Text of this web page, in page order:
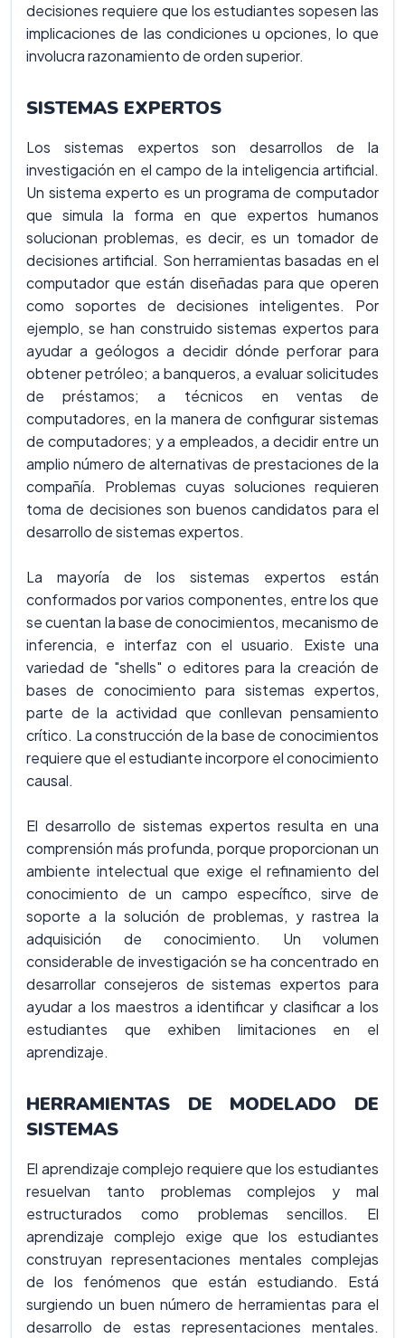
decisiones requiere que los estudiantes sopesen las
implicaciones de las condiciones u opciones, lo que
involucra razonamiento de orden superior.
SISTEMAS EXPERTOS
Los sistemas expertos son desarrollos de la
investigación en el campo de la inteligencia artificial.
Un sistema experto es un programa de computador
que simula la forma en que expertos humanos
solucionan problemas, es decir, es un tomador de
decisiones artificial. Son herramientas basadas en el
computador que están diseñadas para que operen
como soportes de decisiones inteligentes. Por
ejemplo, se han construido sistemas expertos para
ayudar a geólogos a decidir dónde perforar para
obtener petróleo; a banqueros, a evaluar solicitudes
de préstamos; a técnicos en ventas de
computadores, en la manera de configurar sistemas
de computadores; y a empleados, a decidir entre un
amplio número de alternativas de prestaciones de la
compañía. Problemas cuyas soluciones requieren
toma de decisiones son buenos candidatos para el
desarrollo de sistemas expertos.
La mayoría de los sistemas expertos están
conformados por varios componentes, entre los que
se cuentan la base de conocimientos, mecanismo de
inferencia, e interfaz con el usuario. Existe una
variedad de "shells" o editores para la creación de
bases de conocimiento para sistemas expertos,
parte de la actividad que conllevan pensamiento
crítico. La construcción de la base de conocimientos
requiere que el estudiante incorpore el conocimiento
causal.
El desarrollo de sistemas expertos resulta en una
comprensión más profunda, porque proporcionan un
ambiente intelectual que exige el refinamiento del
conocimiento de un campo específico, sirve de
soporte a la solución de problemas, y rastrea la
adquisición de conocimiento. Un volumen
considerable de investigación se ha concentrado en
desarrollar consejeros de sistemas expertos para
ayudar a los maestros a identificar y clasificar a los
estudiantes que exhiben limitaciones en el
aprendizaje.
HERRAMIENTAS DE MODELADO DE
SISTEMAS
El aprendizaje complejo requiere que los estudiantes
resuelvan tanto problemas complejos y mal
estructurados como problemas sencillos. El
aprendizaje complejo exige que los estudiantes
construyan representaciones mentales complejas
de los fenómenos que están estudiando. Está
surgiendo un buen número de herramientas para el
desarrollo de estas representaciones mentales.